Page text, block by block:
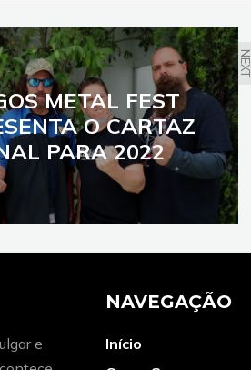
NEXT
METAL FEST
O CARTAZ
PARA 2022
e
NAVEGAÇÃO
Início